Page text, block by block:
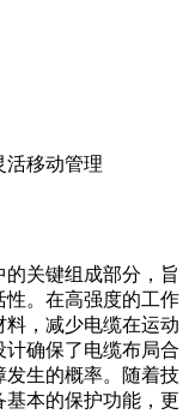
活移动管理
关键组成部分，旨
性。在高强度的工作
，减少电缆在运动
确保了电缆布局合
发生的概率。随着技
基本的保护功能，更